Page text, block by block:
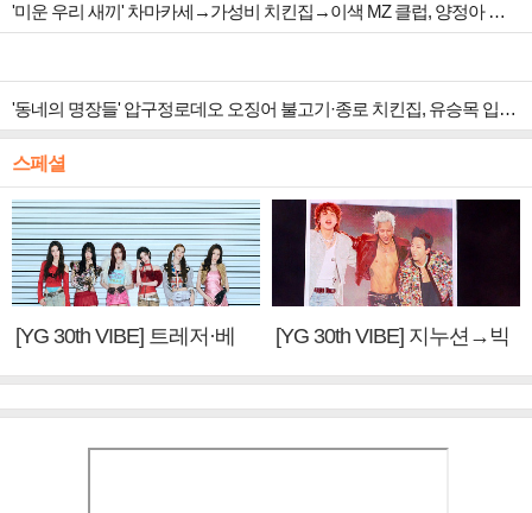
'미운 우리 새끼' 차마카세→가성비 치킨집→이색 MZ 클럽, 양정아 생일파티
'동네의 명장들' 압구정로데오 오징어 불고기·종로 치킨집, 유승목 입맛 저격
스페셜
[YG 30th VIBE] 트레저·베
[YG 30th VIBE] 지누션→빅